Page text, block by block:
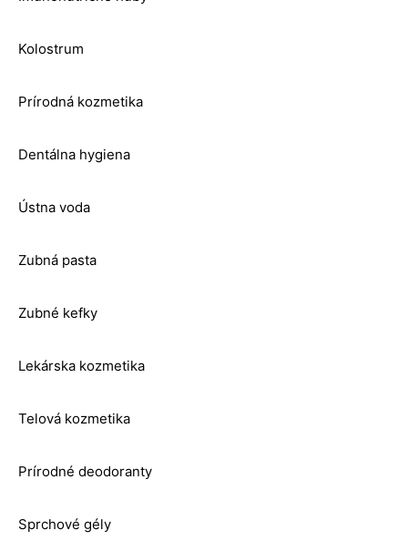
Kolostrum
Prírodná kozmetika
Dentálna hygiena
Ústna voda
Zubná pasta
Zubné kefky
Lekárska kozmetika
Telová kozmetika
Prírodné deodoranty
Sprchové gély